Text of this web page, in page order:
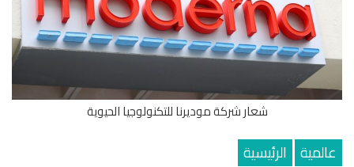
شعار شركة موديرنا للتكنولوجيا الحيوية
عالمية الرئيسية